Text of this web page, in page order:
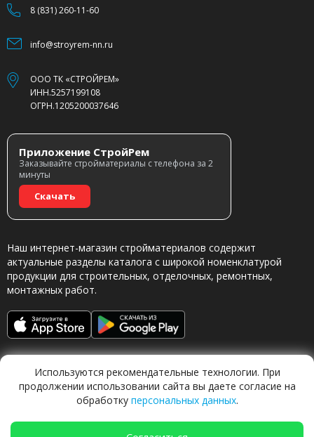
8 (831) 260-11-60
info@stroyrem-nn.ru
ООО ТК «СТРОЙРЕМ»
ИНН.5257199108
ОГРН.1205200037646
Приложение СтройРем
Заказывайте стройматериалы с телефона за 2
минуты
Скачать
Наш интернет-магазин стройматериалов содержит
актуальные разделы каталога с широкой номенклатурой
продукции для строительных, отделочных, ремонтных,
монтажных работ.
Обращаясь в наш магазин, вы даете согласие на
Используются рекомендательные технологии. При
продолжении использовании сайта вы даете согласие на
обработку персональных данных.